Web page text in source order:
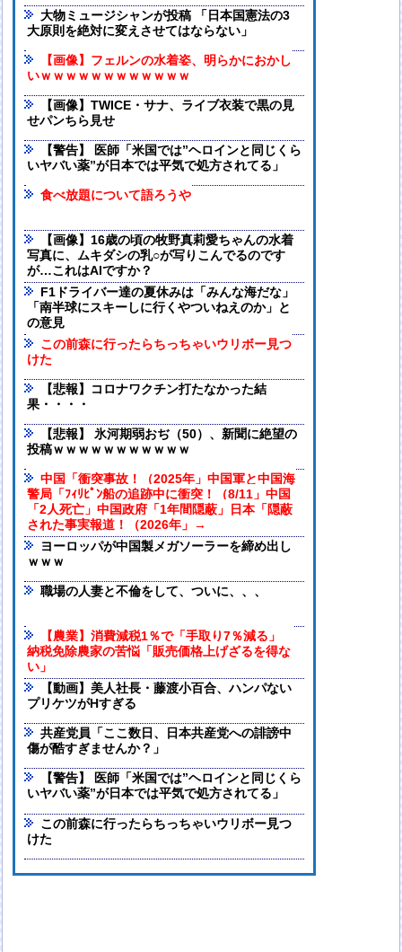
大物ミュージシャンが投稿 「日本国憲法の3
大原則を絶対に変えさせてはならない」
【画像】フェルンの水着姿、明らかにおかし
いｗｗｗｗｗｗｗｗｗｗｗｗ
【画像】TWICE・サナ、ライブ衣装で黒の見
せパンちら見せ
【警告】 医師「米国では”ヘロインと同じくら
いヤバい薬”が日本では平気で処方されてる」
食べ放題について語ろうや
【画像】16歳の頃の牧野真莉愛ちゃんの水着
写真に、ムキダシの乳○が写りこんでるのです
が…これはAIですか？
F1ドライバー達の夏休みは「みんな海だな」
「南半球にスキーしに行くやついねえのか」と
の意見
この前森に行ったらちっちゃいウリボー見つ
けた
【悲報】コロナワクチン打たなかった結
果・・・・
【悲報】 氷河期弱おぢ（50）、新聞に絶望の
投稿ｗｗｗｗｗｗｗｗｗｗｗ
中国「衝突事故！（2025年」中国軍と中国海
警局「ﾌｨﾘﾋﾟﾝ船の追跡中に衝突！（8/11」中国
「2人死亡」中国政府「1年間隠蔽」日本「隠蔽
された事実報道！（2026年」→
ヨーロッパが中国製メガソーラーを締め出し
ｗｗｗ
職場の人妻と不倫をして、ついに、、、
【農業】消費減税1％で「手取り7％減る」
納税免除農家の苦悩「販売価格上げざるを得な
い」
【動画】美人社長・藤渡小百合、ハンパない
プリケツがHすぎる
共産党員「ここ数日、日本共産党への誹謗中
傷が酷すぎませんか？」
【警告】 医師「米国では”ヘロインと同じくら
いヤバい薬”が日本では平気で処方されてる」
この前森に行ったらちっちゃいウリボー見つ
けた